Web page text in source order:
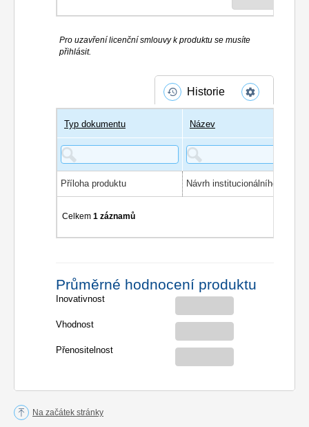
Pro uzavření licenční smlouvy k produktu se musíte
přihlásit.
Historie
Typ dokumentu Název
Příloha produktu
Celkem1 záznamů
Průměrné hodnocení produktu
Inovativnost
Vhodnost
Přenositelnost
Na začátek stránky